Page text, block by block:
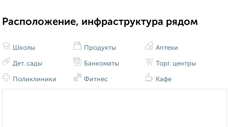
Расположение, инфраструктура рядом
Школы
Дет. сады
Поликлиники
Продукты
Банкоматы
Фитнес
Аптеки
Торг. центры
Кафе